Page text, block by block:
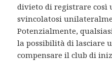
divieto di registrare così
svincolatosi
Potenzialmente,
la possibilità di lasciare
compensare il club di